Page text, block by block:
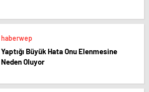
haberwep
Yaptığı Büyük Hata Onu Elenmesine
Neden Oluyor